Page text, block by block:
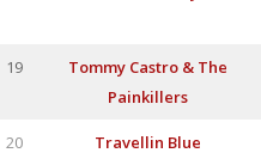
19
Tommy Castro & The
Painkillers
20 Travellin Blue